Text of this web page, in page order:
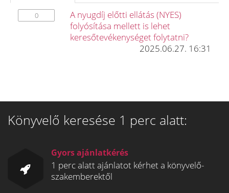
0
A nyugdíj előtti ellátás (NYES)
folyósítása mellett is lehet
keresőtevékenységet folytatni?
2025.06.27. 16:31
Könyvelő keresése 1 perc alatt:
Gyors ajánlatkérés
1 perc alatt ajánlatot kérhet a könyvelő-
szakemberektől